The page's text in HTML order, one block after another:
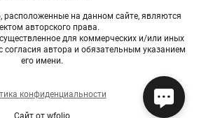
расположенные на данном сайте, являются
авторского права.
для коммерческих и/или иных
согласия автора и обязательным указанием
его имени.
конфиденциальности